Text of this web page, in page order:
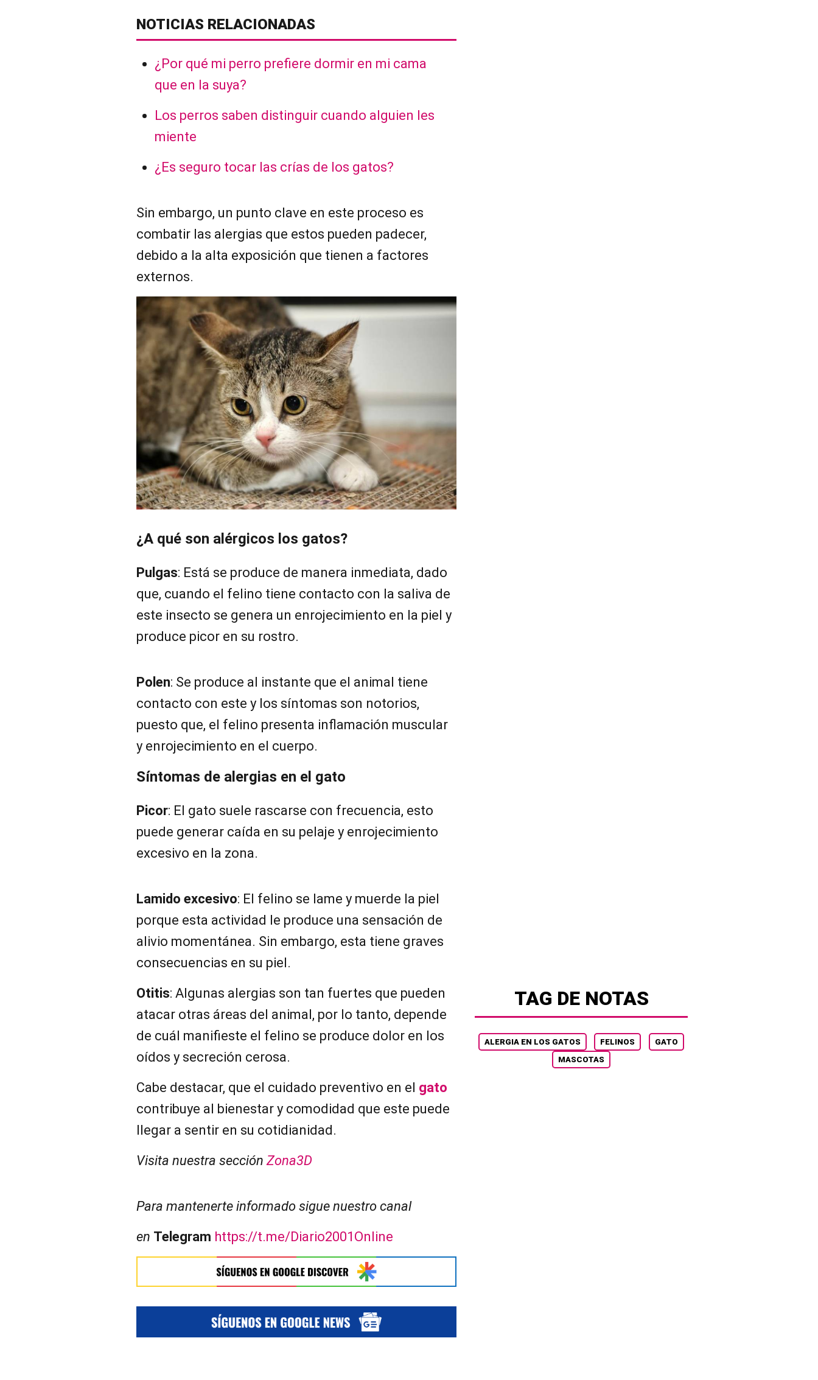
NOTICIAS RELACIONADAS
¿Por qué mi perro prefiere dormir en mi cama
que en la suya?
Los perros saben distinguir cuando alguien les
miente
¿Es seguro tocar las crías de los gatos?
Sin embargo, un punto clave en este proceso es
combatir las alergias que estos pueden padecer,
debido a la alta exposición que tienen a factores
externos.
¿A qué son alérgicos los gatos?
Pulgas: Está se produce de manera inmediata, dado
que, cuando el felino tiene contacto con la saliva de
este insecto se genera un enrojecimiento en la piel y
produce picor en su rostro.
Polen: Se produce al instante que el animal tiene
contacto con este y los síntomas son notorios,
puesto que, el felino presenta inflamación muscular
y enrojecimiento en el cuerpo.
Síntomas de alergias en el gato
Picor: El gato suele rascarse con frecuencia, esto
puede generar caída en su pelaje y enrojecimiento
excesivo en la zona.
Lamido excesivo: El felino se lame y muerde la piel
porque esta actividad le produce una sensación de
alivio momentánea. Sin embargo, esta tiene graves
consecuencias en su piel.
Otitis: Algunas alergias son tan fuertes que pueden
atacar otras áreas del animal, por lo tanto, depende
de cuál manifieste el felino se produce dolor en los
oídos y secreción cerosa.
Cabe destacar, que el cuidado preventivo en el gato
contribuye al bienestar y comodidad que este puede
llegar a sentir en su cotidianidad.
Visita nuestra sección Zona3D
Para mantenerte informado sigue nuestro canal
en Telegram https://t.me/Diario2001Online
TAG DE NOTAS
ALERGIA EN LOS GATOS FELINOS
GATO
MASCOTAS